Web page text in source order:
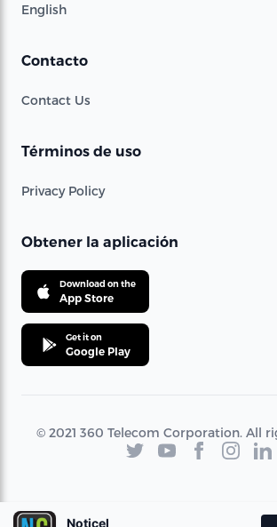
English
Contacto
Contact Us
Términos de uso
Privacy Policy
Obtener la aplicación
Download on the
App Store
Get it on
Google Play
© 2021 360 Telecom Corporation. All
Noticel